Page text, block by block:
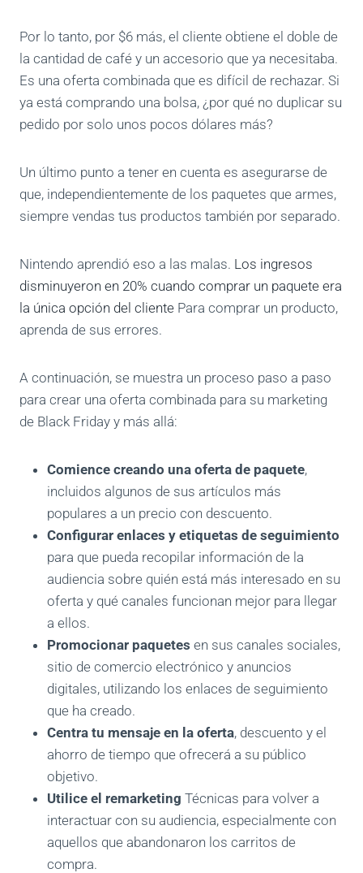
Por lo tanto, por $6 más, el cliente obtiene el doble de
la cantidad de café y un accesorio que ya necesitaba.
Es una oferta combinada que es difícil de rechazar. Si
ya está comprando una bolsa, ¿por qué no duplicar su
pedido por solo unos pocos dólares más?
Un último punto a tener en cuenta es asegurarse de
que, independientemente de los paquetes que armes,
siempre vendas tus productos también por separado.
Nintendo aprendió eso a las malas. Los ingresos
disminuyeron en 20% cuando comprar un paquete era
la única opción del cliente Para comprar un producto,
aprenda de sus errores.
A continuación, se muestra un proceso paso a paso
para crear una oferta combinada para su marketing
de Black Friday y más allá:
Comience creando una oferta de paquete,
incluidos algunos de sus artículos más
populares a un precio con descuento.
Configurar enlaces y etiquetas de seguimiento
para que pueda recopilar información de la
audiencia sobre quién está más interesado en su
oferta y qué canales funcionan mejor para llegar
a ellos.
Promocionar paquetes en sus canales sociales,
sitio de comercio electrónico y anuncios
digitales, utilizando los enlaces de seguimiento
que ha creado.
Centra tu mensaje en la oferta, descuento y el
ahorro de tiempo que ofrecerá a su público
objetivo.
Utilice el remarketing Técnicas para volver a
interactuar con su audiencia, especialmente con
aquellos que abandonaron los carritos de
compra.